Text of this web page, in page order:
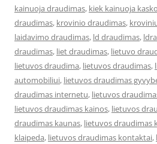
kainuoja draudimas, kiek kainuoja
draudimas, krovinio draudimas,
laidavimo draudimas, ld draudimas,
draudimas, liet draudimas, lietuvo
lietuvos draudima, lietuvos draudimas,
automobiliui, lietuvos draudimas
draudimas internetu, lietuvos
lietuvos draudimas kainos, lietuvos
draudimas kaunas, lietuvos draudimas
klaipeda, lietuvos draudimas kontaktai,